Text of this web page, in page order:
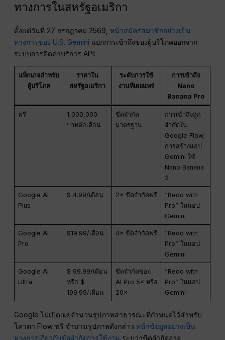
ทางการในสหรัฐอเมริกา
ตั้งแต่วันที่ 27 กรกฎาคม 2569, หน้าสมัครสมาชิกอย่างเป็น
ทางการของ U.S. Gemini แยกการเข้าถึงของผู้บริโภคออกจาก
ระบบการคิดค่าบริการ API:
แพ็กเกจสำหรับ
ผู้บริโภค
ราคาใน
สหรัฐอเมริกา
ระดับการใช้
งานที่เผยแพร่
การเข้าถึง
Nano
Banana Pro
ฟรี
1,000,000
บาทต่อเดือน
ขีดจำกัด
มาตรฐาน
การเข้าถึงถูก
จำกัดใน
Google Flow;
การสร้างแอป
Gemini ใช้
Nano Banana
2
Google AI
Plus
$ 4.99/เดือน 2× ขีดจำกัดฟรี
“Redo with
Pro” ในแอป
Gemini
Google AI
Pro
$19.99/เดือน 4× ขีดจำกัดฟรี
“Redo with
Pro” ในแอป
Gemini
Google AI
Ultra
$ 99.99/เดือน
หรือ $
199.99/เดือน
ขีดจำกัดของ
AI Pro 5× หรือ
20×
“Redo with
Pro” ในแอป
Gemini
Google ไม่เปิดเผยจำนวนรูปภาพสาธารณะที่กำหนดไว้สำหรับ
โควตา Flow ฟรี จำนวนรูปภาพดังกล่าว หน้าข้อมูลอย่างเป็น
ทางการเกี่ยวกับข้อจำกัดการใช้งาน ระบุว่าขีดจำกัดอาจ